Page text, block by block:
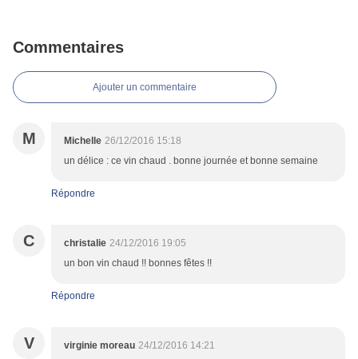
Commentaires
Ajouter un commentaire
M Michelle 26/12/2016 15:18
un délice : ce vin chaud . bonne journée et bonne semaine
Répondre
C christalie 24/12/2016 19:05
un bon vin chaud !! bonnes fêtes !!
Répondre
V virginie moreau 24/12/2016 14:21